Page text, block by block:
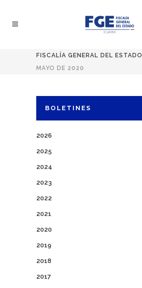
FISCALÍA GENERAL DEL ESTADO
MAYO DE 2020
BOLETINES
2026
2025
2024
2023
2022
2021
2020
2019
2018
2017